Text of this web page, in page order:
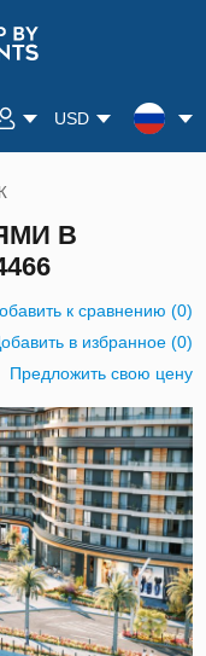
USD
В
к сравнению (0)
в избранное(0)
Предложить свою цену